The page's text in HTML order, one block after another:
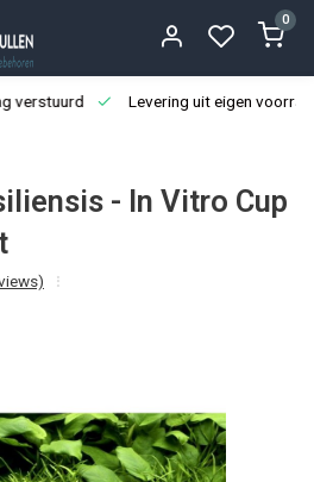
0
verstuurd Levering uit eigen
- In Vitro Cup